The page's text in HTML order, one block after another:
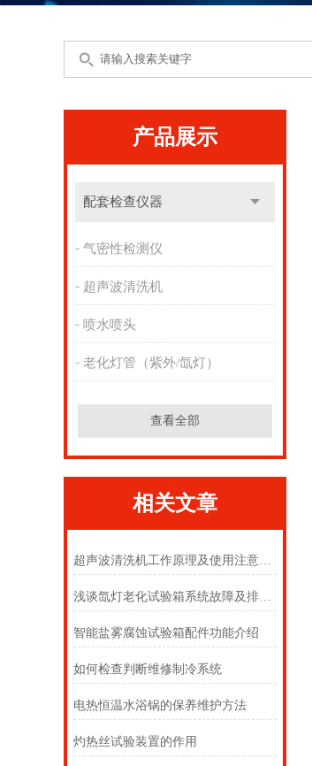
产品展示
配套检查仪器
气密性检测仪
超声波清洗机
喷水喷头
老化灯管（紫外/氙灯）
查看全部
相关文章
超声波清洗机工作原理及使用注意事项
浅谈氙灯老化试验箱系统故障及排除方法
智能盐雾腐蚀试验箱配件功能介绍
如何检查判断维修制冷系统
电热恒温水浴锅的保养维护方法
灼热丝试验装置的作用